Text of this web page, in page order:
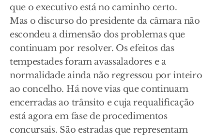
que o executivo está no caminho certo.
Mas o discurso do presidente da câmara não
escondeu a dimensão dos problemas que
continuam por resolver. Os efeitos das
tempestades foram avassaladores e a
normalidade ainda não regressou por inteiro
ao concelho. Há nove vias que continuam
encerradas ao trânsito e cuja requalificação
está agora em fase de procedimentos
concursais. São estradas que representam